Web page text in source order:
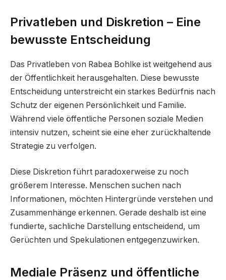
Privatleben und Diskretion – Eine
bewusste Entscheidung
Das Privatleben von Rabea Bohlke ist weitgehend aus
der Öffentlichkeit herausgehalten. Diese bewusste
Entscheidung unterstreicht ein starkes Bedürfnis nach
Schutz der eigenen Persönlichkeit und Familie.
Während viele öffentliche Personen soziale Medien
intensiv nutzen, scheint sie eine eher zurückhaltende
Strategie zu verfolgen.
Diese Diskretion führt paradoxerweise zu noch
größerem Interesse. Menschen suchen nach
Informationen, möchten Hintergründe verstehen und
Zusammenhänge erkennen. Gerade deshalb ist eine
fundierte, sachliche Darstellung entscheidend, um
Gerüchten und Spekulationen entgegenzuwirken.
Mediale Präsenz und öffentliche